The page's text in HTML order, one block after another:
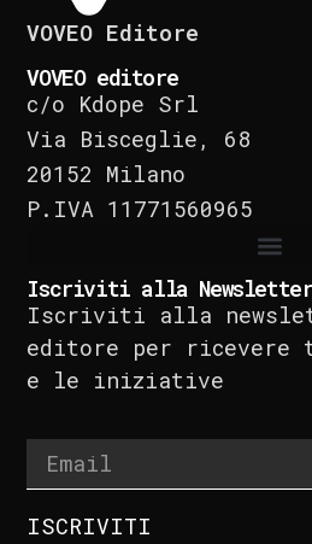
VOVEO Editore
VOVEO editore
c/o Kdope Srl
Via Bisceglie, 68
20152 Milano
P.IVA 11771560965
Iscriviti alla Newsletter
Iscriviti alla
editore per
e le iniziative
ISCRIVITI